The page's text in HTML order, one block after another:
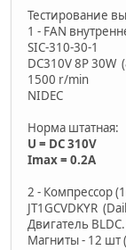
Тестирование
1 - FAN
SIC-310-30-1
DC310V 8P 30W
1500 r/min
NIDEC
Норма штатная:
U = DC 310V
Imax = 0.2A
2 - Компрессор
JT1GCVDKYR
Двигатель BLDC.
Магниты - 12 шт